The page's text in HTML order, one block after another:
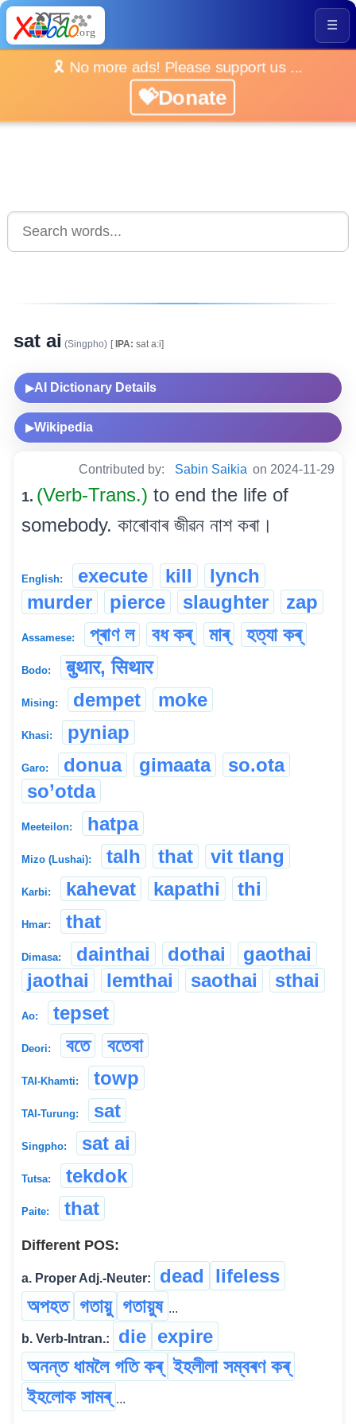
☰
🎗️ No more ads! Please support us ...
💝Donate
sat ai (Singpho) [IPA: sat a:i]
▶AI Dictionary Details
▶Wikipedia
Contributed by: Sabin Saikia on 2024-11-29
1. (Verb-Trans.) to end the life of
somebody. কাৰোবাৰ জীৱন নাশ কৰা।
English: execute kill
lynch
murder
pierce slaughter zap
Assamese: প্ৰাণ ল বধ কৰ্ মাৰ্ হত্যা কৰ্
Bodo: बुथार, सिथार
Mising: dempet moke
Khasi: pyniap
Garo: donua gimaata
so.ota
so’otda
Meeteilon: hatpa
Mizo (Lushai): talh that vit tlang
Karbi: kahevat kapathi thi
Hmar: that
Dimasa: dainthai dothai
gaothai
jaothai
lemthai saothai sthai
Ao: tepset
Deori: বতে বতেবা
TAI-Khamti: towp
TAI-Turung: sat
Singpho: sat ai
Tutsa: tekdok
Paite: that
Different POS:
a. Proper Adj.-Neuter: dead
lifeless
অপহত গতায়ু গতায়ুষ ...
b. Verb-Intran.: die expire
অনন্ত ধামলৈ গতি কৰ্ ইহলীলা সম্বৰণ কৰ্
ইহলোক সামৰ্ ...